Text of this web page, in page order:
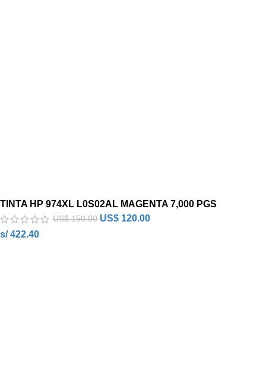
TINTA HP 974XL L0S02AL MAGENTA 7,000 PGS
US$150.00 US$ 120.00
s/ 422.40